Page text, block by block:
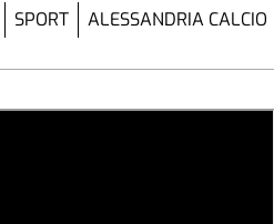
SPORT ALESSANDRIA CALCIO